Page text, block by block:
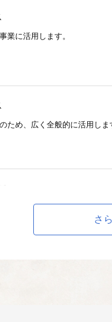
業に活用します。
ため、広く全般的に活用しま
活用します。
さ